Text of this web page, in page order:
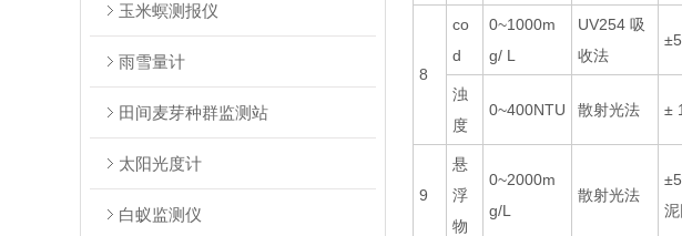
玉米螟测报仪
雨雪量计
田间麦芽种群监测站
太阳光度计
白蚁监测仪
8
co
d
0~1000m
g/ L
UV254 吸
收法
浊
度
0~400NTU 散射光法 ±
9
悬
浮
物
0~2000m
g/L
散射光法
泥